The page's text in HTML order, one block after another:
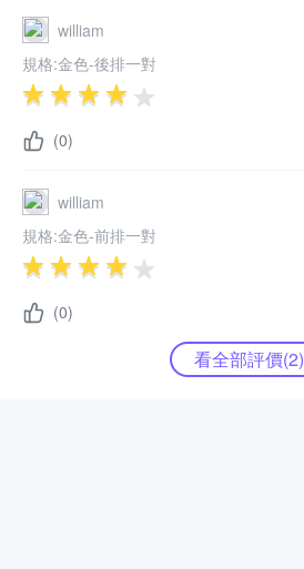
william
規格:金色-後排一對
(0)
william
規格:金色-前排一對
(0)
看全部評價(2)